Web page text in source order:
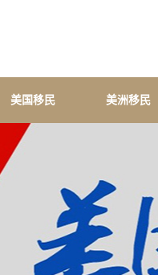
美国移民 美洲移民